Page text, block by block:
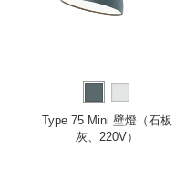
Type 75 Mini 壁燈（石板
灰、220V）